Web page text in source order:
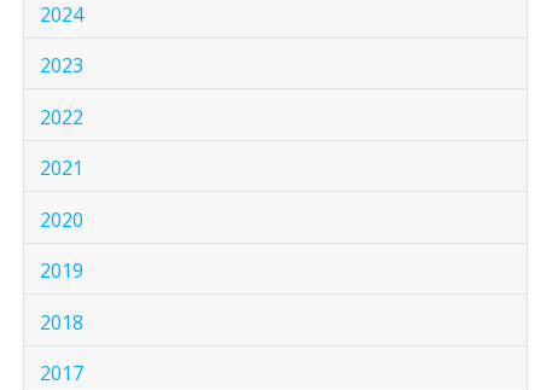
2024
2023
2022
2021
2020
2019
2018
2017